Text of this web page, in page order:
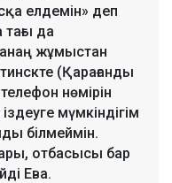
елдемін» деп
да
анаң жұмыстан
(Қарағанды
нөмірін
мүмкіндігім
білмеймін.
отбасысы бар
Ева.